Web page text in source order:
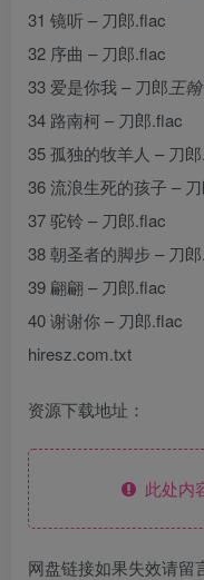
31 镜听 – 刀郎.flac
32 序曲 – 刀郎.flac
33 爱是你我 – 刀郎王
34 路南柯 – 刀郎.flac
35 孤独的牧羊人 – 刀
36 流浪生死的孩子 –
37 驼铃 – 刀郎.flac
38 朝圣者的脚步 – 刀
39 翩翩 – 刀郎.flac
40 谢谢你 – 刀郎.flac
hiresz.com.txt
资源下载地址：
此处内
网盘链接如果失效请留